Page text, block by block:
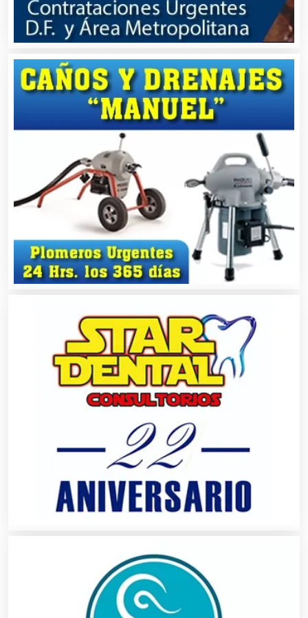
Bordados y Estampados
Boutiques
Cafeterías
Cajas de Ahorro
Cámaras de Comercio
Camiones para Fletes
Cancelería de Aluminio
Carnicerías
Centros Comerciales